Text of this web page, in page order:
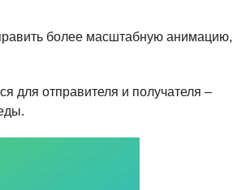
более масштабную анимацию,
для отправителя и получателя –